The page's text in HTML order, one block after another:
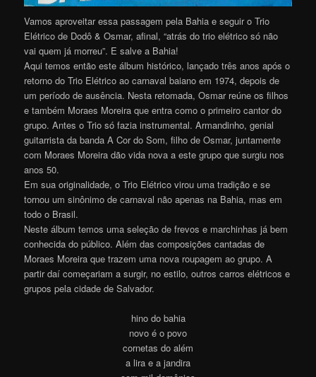
Vamos aproveitar essa passagem pela Bahia e seguir o Trio
Elétrico de Dodô & Osmar, afinal, “atrás do trio elétrico só não
vai quem já morreu”. E salve a Bahia!
Aqui temos então este álbum histórico, lançado três anos após o
retorno do Trio Elétrico ao carnaval baiano em 1974, depois de
um período de ausência. Nesta retomada, Osmar reúne os filhos
e também Moraes Moreira que entra como o primeiro cantor do
grupo. Antes o Trio só fazia instrumental. Armandinho, genial
guitarrista da banda A Cor do Som, filho de Osmar, juntamente
com Moraes Moreira dão vida nova a este grupo que surgiu nos
anos 50.
Em sua originalidade, o Trio Elétrico virou uma tradição e se
tornou um sinônimo de carnaval não apenas na Bahia, mas em
todo o Brasil.
Neste álbum temos uma seleção de frevos e marchinhas já bem
conhecida do público. Além das composições cantadas de
Moraes Moreira que trazem uma nova roupagem ao grupo. A
partir daí começariam a surgir, no estilo, outros carros elétricos e
grupos pela cidade de Salvador.
hino do bahia
novo é o povo
cornetas do além
a lira e a jandira